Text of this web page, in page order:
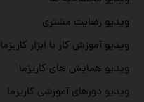
ویدیو رضایت مشتری
ویدیو آموزش کار با ابزار کاریزما
ویدیو همایش های کاریزما
ویدیو دورهای آموزشی کاریزما